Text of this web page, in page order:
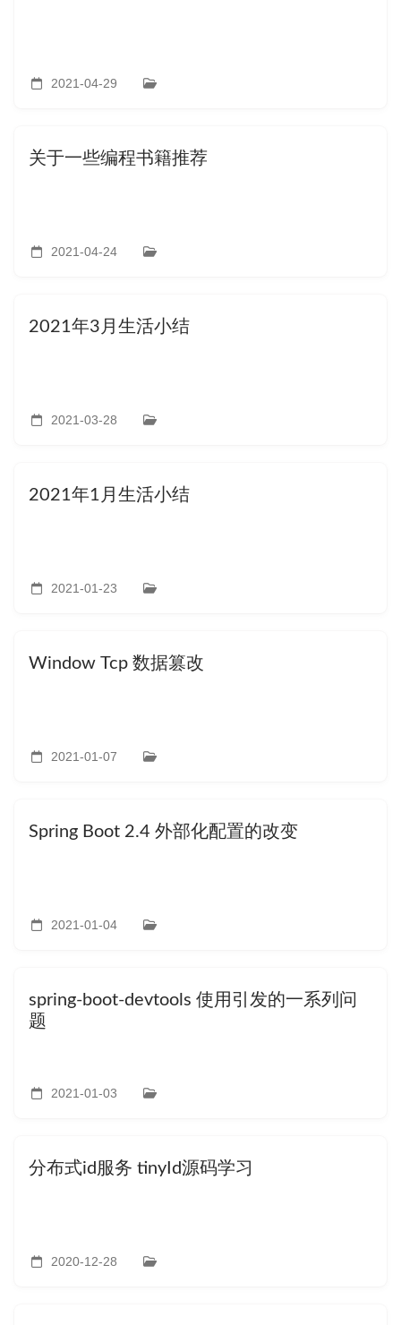
2021-04-29
关于一些编程书籍推荐
2021-04-24
2021年3月生活小结
2021-03-28
2021年1月生活小结
2021-01-23
Window Tcp 数据篡改
2021-01-07
Spring Boot 2.4 外部化配置的改变
2021-01-04
spring-boot-devtools 使用引发的一系列问
题
2021-01-03
分布式id服务 tinyId源码学习
2020-12-28